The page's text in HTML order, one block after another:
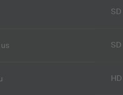
SD
SD
HD